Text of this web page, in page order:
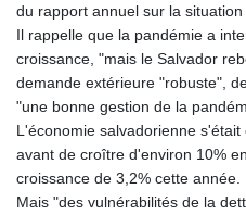
du rapport annuel sur la
Il rappelle que la pandémie a
croissance, "mais le Salvador
demande extérieure "robuste",
"une bonne gestion de la
L'économie salvadorienne
avant de croître d'environ 10%
croissance de 3,2% cette année.
Mais "des vulnérabilités de la